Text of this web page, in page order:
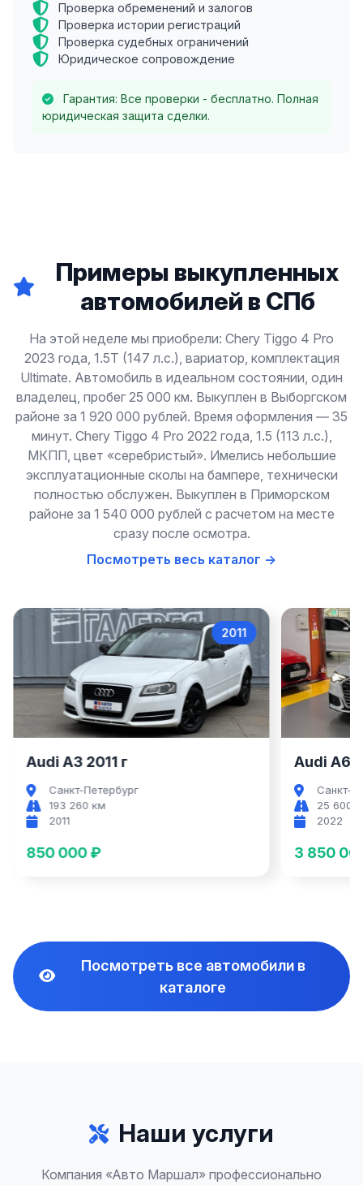
Проверка обременений и залогов
Проверка истории регистраций
Проверка судебных ограничений
Юридическое сопровождение
Гарантия: Все проверки - бесплатно. Полная
юридическая защита сделки.
Примеры выкупленных
автомобилей в СПб
На этой неделе мы приобрели: Chery Tiggo 4 Pro
2023 года, 1.5T (147 л.с.), вариатор, комплектация
Ultimate. Автомобиль в идеальном состоянии, один
владелец, пробег 25 000 км. Выкуплен в Выборгском
районе за 1 920 000 рублей. Время оформления — 35
минут. Chery Tiggo 4 Pro 2022 года, 1.5 (113 л.с.),
МКПП, цвет «серебристый». Имелись небольшие
эксплуатационные сколы на бампере, технически
полностью обслужен. Выкуплен в Приморском
районе за 1 540 000 рублей с расчетом на месте
сразу после осмотра.
Посмотреть весь каталог →
Audi A3
2011
Audi A3 2011 г
Санкт-Петербург
193 260 км
2011
850 000 ₽
Audi A6
Санкт-
25 600
2022
3 850
Посмотреть все автомобили в
каталоге
Наши услуги
Компания «Авто Маршал» профессионально